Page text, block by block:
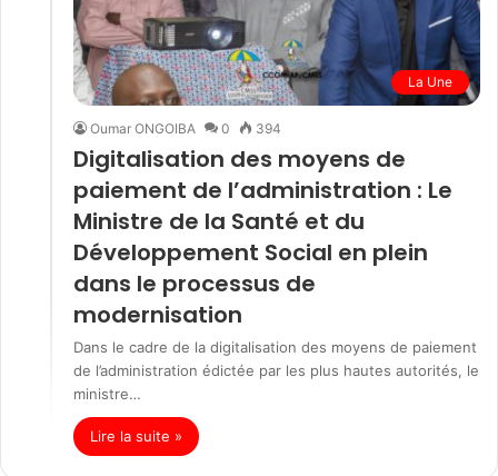
La Une
Oumar ONGOIBA 0 394
Digitalisation des moyens de
paiement de l’administration : Le
Ministre de la Santé et du
Développement Social en plein
dans le processus de
modernisation
Dans le cadre de la digitalisation des moyens de paiement
de l’administration édictée par les plus hautes autorités, le
ministre…
Lire la suite »